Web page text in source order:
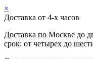
×
Доставка от 4-х часов
Доставка по Москве до
срок: от четырех до